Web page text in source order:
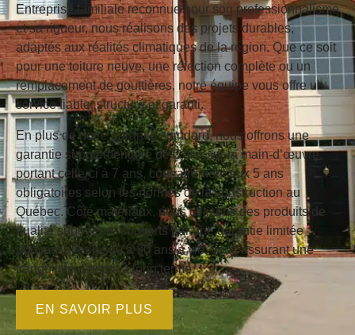
Entreprise familiale reconnue pour son professionnalisme
et sa rigueur, nous réalisons des projets durables,
adaptés aux réalités climatiques de la région. Que ce soit
pour une toiture neuve, une réfection complète ou un
remplacement de gouttières, notre équipe vous offre un
service fiable, structuré et garanti.
En plus de notre garantie standard, nous offrons une
garantie supplémentaire de 2 ans sur la main-d’œuvre,
portant celle-ci à 7 ans, contrairement aux 5 ans
obligatoires selon les normes de la construction au
Québec. Côté matériaux, nous utilisons des produits de
qualité supérieure couverts par unegarantie limitée
pouvant aller jusqu’à 30 ans à vie, vous assurant une
tranquillité d’esprit à long terme.
EN SAVOIR PLUS